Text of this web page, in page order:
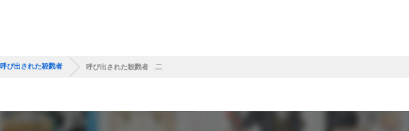
呼び出された殺戮者 呼び出された殺戮者 二